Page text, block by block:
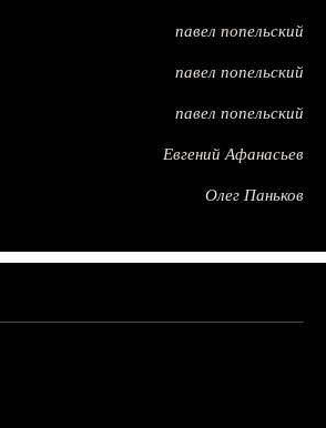
павел попельский
павел попельский
павел попельский
Евгений Афанасьев
Олег Паньков